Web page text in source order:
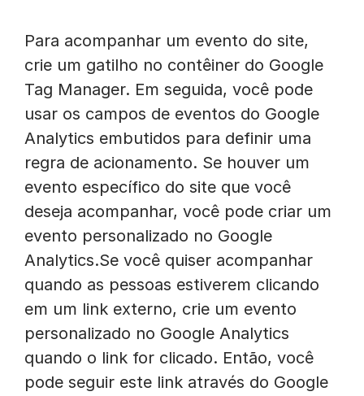
Para acompanhar um evento do site,
crie um gatilho no contêiner do Google
Tag Manager. Em seguida, você pode
usar os campos de eventos do Google
Analytics embutidos para definir uma
regra de acionamento. Se houver um
evento específico do site que você
deseja acompanhar, você pode criar um
evento personalizado no Google
Analytics.Se você quiser acompanhar
quando as pessoas estiverem clicando
em um link externo, crie um evento
personalizado no Google Analytics
quando o link for clicado. Então, você
pode seguir este link através do Google